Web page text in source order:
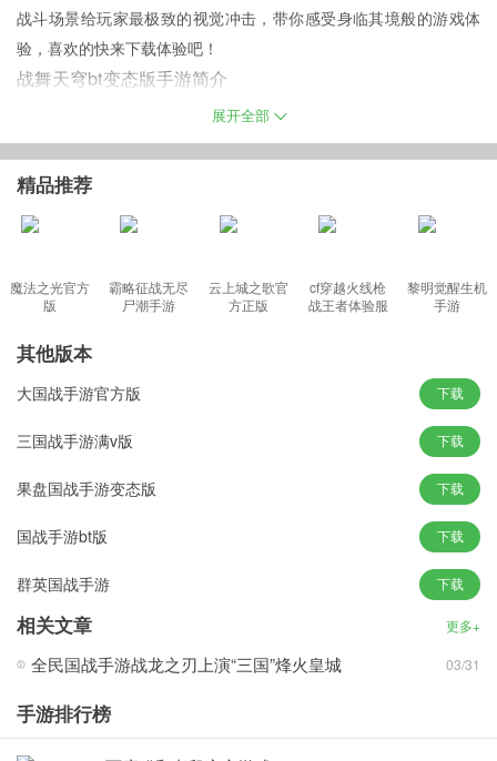
战斗场景给玩家最极致的视觉冲击，带你感受身临其境般的游戏体
验，喜欢的快来下载体验吧！
战舞天穹bt变态版手游简介
战舞天穹结合东西方神魔题材再创3D魔幻手游，打造MMOARPG跨
派纷争不断，各路蛮兽纷争四起，在乱世浩劫中，众所觊觎的至
宝“灭神幡”遗落凡间，引发三界、蛮荒、神州各族争相找寻，烽烟四
起！战舞天穹力图构建一套传承连贯、系统完整的修真故事，在透
劫，谱写一段神话！
战舞天穹游戏特色
2、专利系统，占卜观星，12星座全燃
4、全球同服，万人城战，独裁三界众生
5、真实婚恋，一夫多妻，美女侍宠任你选
1、胜利的人才能成为全服万人敬仰的真正霸主
2、万众期待的圣城争夺战正式开启，是通过默契的团队协作能力
4、圣城争夺，女神殿，英魂之墓，七圣器，传说装备等多个全新玩
法
5、万众期待的多个全新玩法，圣城争夺战正式开启，战斗的激烈超
展开全部
精品推荐
魔法之光官方
版
霸略征战无尽
尸潮手游
云上城之歌官
方正版
cf穿越火线枪
战王者体验服
黎明觉醒生机
手游
其他版本
大国战手游官方版 下载
三国战手游满v版 下载
果盘国战手游变态版 下载
国战手游bt版 下载
群英国战手游 下载
相关文章 更多+
全民国战手游战龙之刃上演“三国”烽火皇城 03/31
手游排行榜